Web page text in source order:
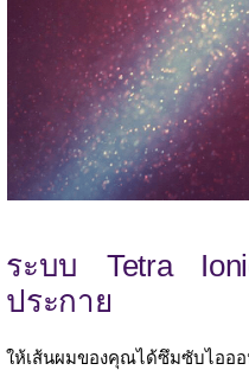
ระบบ Tetra
ประกาย
ให้เส้นผมของคุณได้ซึมซับไออ